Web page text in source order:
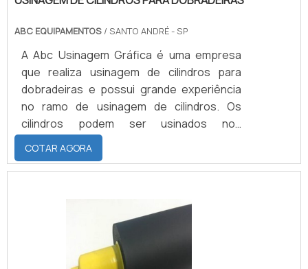
ABC EQUIPAMENTOS / SANTO ANDRÉ - SP
A Abc Usinagem Gráfica é uma empresa
que realiza usinagem de cilindros para
dobradeiras e possui grande experiência
no ramo de usinagem de cilindros. Os
cilindros podem ser usinados nos
seguintes materiais: Aço 1020; Inox;
Bronze; Aço 1045; Alumínio;
Latão.VARIEDADE DE SERVIÇOS COM
utilizados: Tornos mecânicos, Torno CNC,
Fresadoras, soldas e ferramentas de alta
qualidade a fim de proporcionar o melhor
serviço possível. Além da usinagem, a
COTAR AGORA